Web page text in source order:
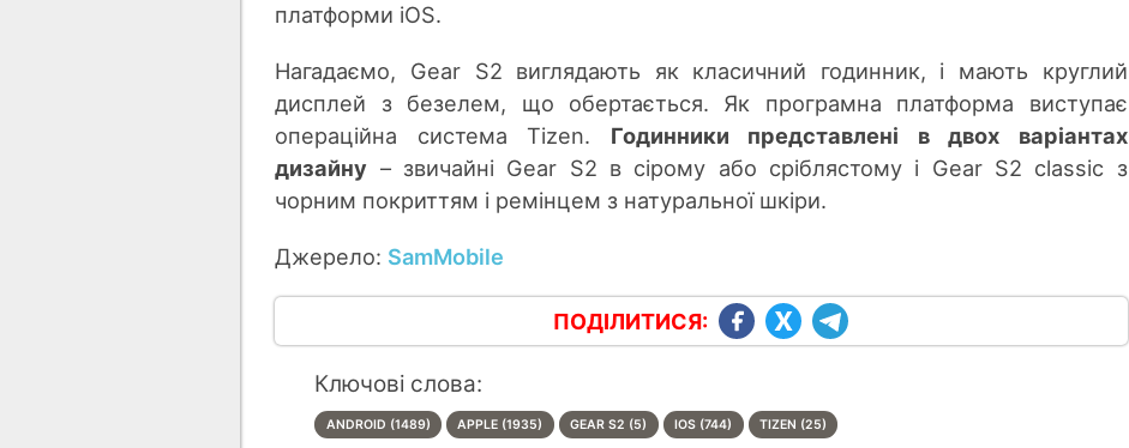
платформи iOS.
Нагадаємо, Gear S2 виглядають як класичний годинник, і мають круглий
дисплей з безелем, що обертається. Як програмна платформа виступає
операційна система Tizen. Годинники представлені в двох варіантах
дизайну – звичайні Gear S2 в сірому або сріблястому і Gear S2 classic з
чорним покриттям і ремінцем з натуральної шкіри.
Джерело: SamMobile
ПОДІЛИТИСЯ:
Ключові слова:
ANDROID (1489) APPLE (1935) GEAR S2 (5) IOS (744) TIZEN (25)